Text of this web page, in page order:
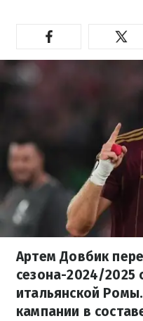
Артем Довбик
сезона-2024/2025
итальянской
кампании в